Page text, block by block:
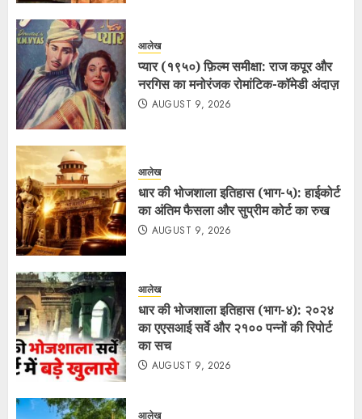
आलेख
प्यार (१९५०) फ़िल्म समीक्षा: राज कपूर और
नरगिस का मनोरंजक रोमांटिक-कॉमेडी अंदाज़
AUGUST 9, 2026
आलेख
धार की भोजशाला इतिहास (भाग-५): हाईकोर्ट
का अंतिम फैसला और सुप्रीम कोर्ट का रुख
AUGUST 9, 2026
आलेख
धार की भोजशाला इतिहास (भाग-४): २०२४
का एएसआई सर्वे और २१०० पन्नों की रिपोर्ट
का सच
AUGUST 9, 2026
आलेख